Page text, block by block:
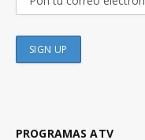
PROGRAMAS ATV